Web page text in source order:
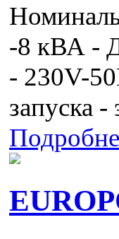
-8 кВА -
- 230V-
запуска